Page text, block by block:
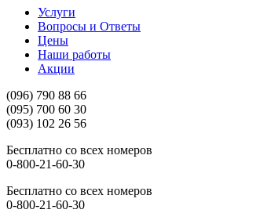
Услуги
Вопросы и Ответы
Цены
Наши работы
Акции
(096) 790 88 66
(095) 700 60 30
(093) 102 26 56
Бесплатно со всех номеров
0-800-21-60-30
Бесплатно со всех номеров
0-800-21-60-30